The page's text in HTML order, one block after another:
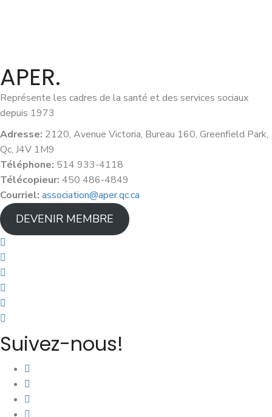
APER.
Représente les cadres de la santé et des services sociaux
depuis 1973
Adresse: 2120, Avenue Victoria, Bureau 160, Greenfield Park,
Qc, J4V 1M9
Téléphone: 514 933-4118
Télécopieur: 450 486-4849
Courriel: association@aper.qc.ca
DEVENIR MEMBRE
Suivez-nous!